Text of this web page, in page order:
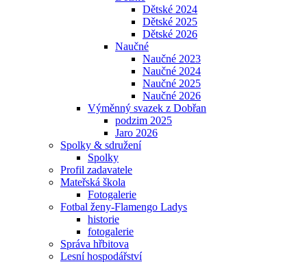
Dětské 2024
Dětské 2025
Dětské 2026
Naučné
Naučné 2023
Naučné 2024
Naučné 2025
Naučné 2026
Výměnný svazek z Dobřan
podzim 2025
Jaro 2026
Spolky & sdružení
Spolky
Profil zadavatele
Mateřská škola
Fotogalerie
Fotbal ženy-Flamengo Ladys
historie
fotogalerie
Správa hřbitova
Lesní hospodářství